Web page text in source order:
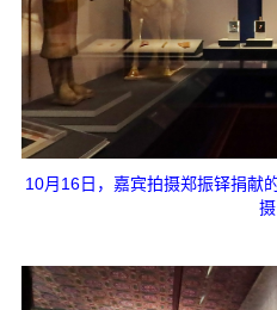
10月16日，嘉宾拍摄郑振铎捐献
摄